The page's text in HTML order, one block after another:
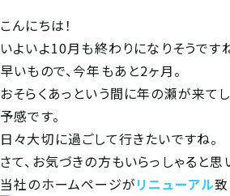
こんにちは！
いよいよ10月も終わりになりそうです
早いもので、今年もあと2ヶ月。
おそらくあっという間に年の瀬が来て
予感です。
日々大切に過ごして行きたいですね。
さて、お気づきの方もいらっしゃると思
当社のホームページがリニューアル